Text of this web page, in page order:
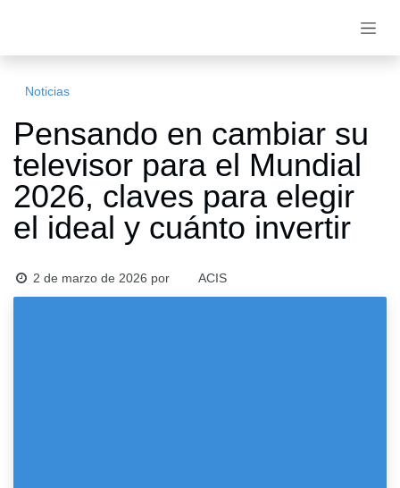
Noticias
Pensando en cambiar su
televisor para el Mundial
2026, claves para elegir
el ideal y cuánto invertir
2 de marzo de 2026 por ACIS